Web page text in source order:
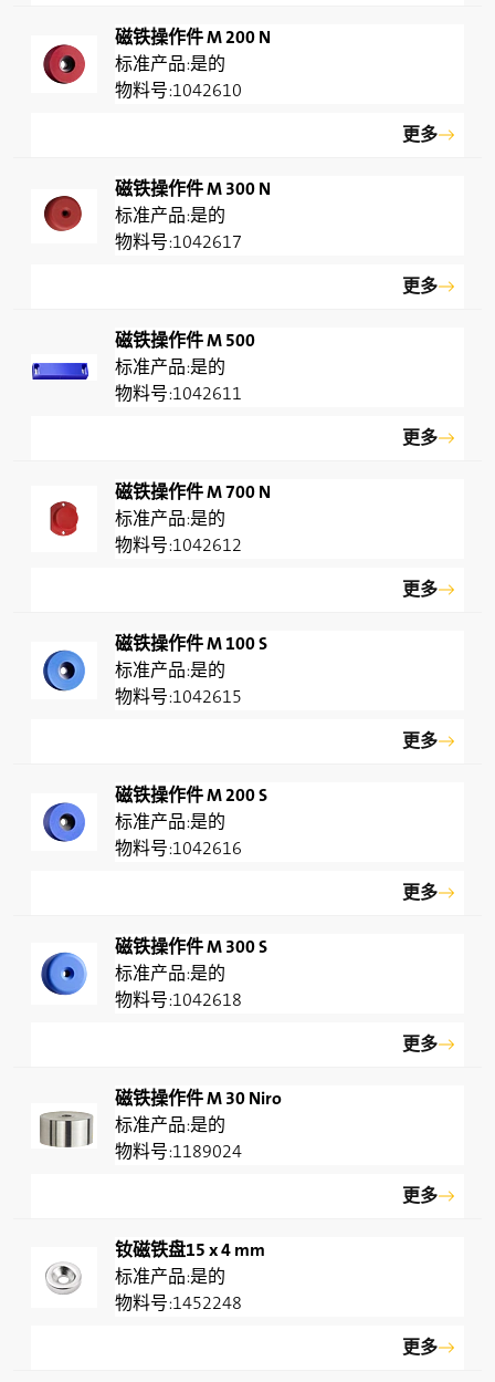
磁铁操作件 M 200 N
是的
1042610
更多
磁铁操作件 M 300 N
是的
1042617
更多
磁铁操作件 M 500
是的
1042611
更多
磁铁操作件 M 700 N
是的
1042612
更多
磁铁操作件 M 100 S
是的
1042615
更多
磁铁操作件 M 200 S
是的
1042616
更多
磁铁操作件 M 300 S
是的
1042618
更多
磁铁操作件 M 30 Niro
是的
1189024
更多
钕磁铁盘15 x 4 mm
是的
1452248
更多